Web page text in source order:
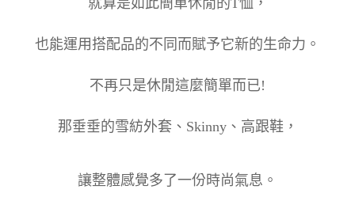
也能運用搭配品的不同而賦予它新的生命力。
不再只是休閒這麼簡單而已!
那垂垂的雪紡外套、Skinny、高跟鞋，
讓整體感覺多了一份時尚氣息。